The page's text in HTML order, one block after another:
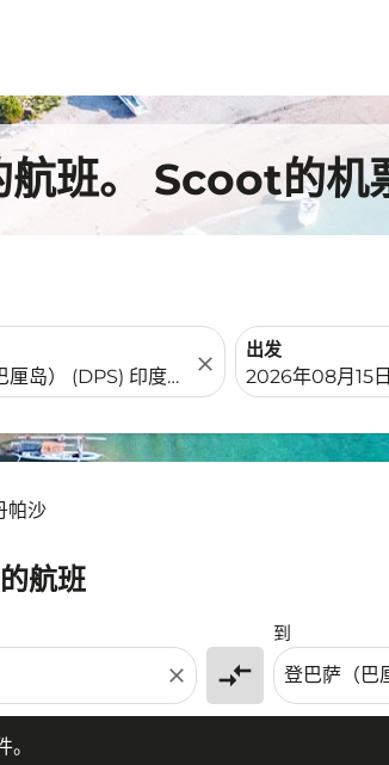
航班。 Scoot的机
close
出发
fc-booking-
2026年08月15
帕沙
航班
close compare_arrows
到